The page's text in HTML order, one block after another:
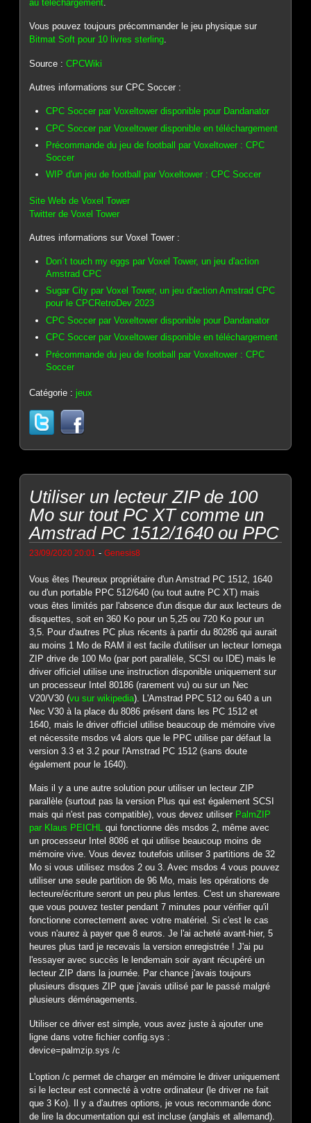
au téléchargement
Vous pouvez toujours précommander le jeu physique sur
Bitmat Soft pour 10 livres sterling.
Source :CPCWiki
Autres informations sur CPC Soccer :
CPC Soccer par Voxeltower disponible pour Dandanator
CPC Soccer par Voxeltower disponible en téléchargement
Précommande du jeu de football par Voxeltower : CPC
Soccer
WIP d'un jeu de football par Voxeltower : CPC Soccer
Site Web de Voxel Tower
Twitter de Voxel Tower
Autres informations sur Voxel Tower :
Don´t touch my eggs par Voxel Tower, un jeu d'action
Amstrad CPC
Sugar City par Voxel Tower, un jeu d'action Amstrad CPC
pour le CPCRetroDev 2023
CPC Soccer par Voxeltower disponible pour Dandanator
CPC Soccer par Voxeltower disponible en téléchargement
Précommande du jeu de football par Voxeltower : CPC
Soccer
Catégorie :jeux
Utiliser un lecteur ZIP de 100
Mo sur tout PC XT comme un
Amstrad PC 1512/1640 ou PPC
23/09/2020 20:01 -Genesis8
Vous êtes l'heureux propriétaire d'un Amstrad PC 1512, 1640
ou d'un portable PPC 512/640 (ou tout autre PC XT) mais
vous êtes limités par l'absence d'un disque dur aux lecteurs de
disquettes, soit en 360 Ko pour un 5,25 ou 720 Ko pour un
3,5. Pour d'autres PC plus récents à partir du 80286 qui aurait
au moins 1 Mo de RAM il est facile d'utiliser un lecteur Iomega
ZIP drive de 100 Mo (par port parallèle, SCSI ou IDE) mais le
driver officiel utilise une instruction disponible uniquement sur
un processeur Intel 80186 (rarement vu) ou sur un Nec
V20/V30 (vu sur wikipedia). L'Amstrad PPC 512 ou 640 a un
Nec V30 à la place du 8086 présent dans les PC 1512 et
1640, mais le driver officiel utilise beaucoup de mémoire vive
et nécessite msdos v4 alors que le PPC utilise par défaut la
version 3.3 et 3.2 pour l'Amstrad PC 1512 (sans doute
également pour le 1640).
Mais il y a une autre solution pour utiliser un lecteur ZIP
parallèle (surtout pas la version Plus qui est également SCSI
mais qui n'est pas compatible), vous devez utiliser PalmZIP
par Klaus PEICHL qui fonctionne dès msdos 2, même avec
un processeur Intel 8086 et qui utilise beaucoup moins de
mémoire vive. Vous devez toutefois utiliser 3 partitions de 32
Mo si vous utilisez msdos 2 ou 3. Avec msdos 4 vous pouvez
utiliser une seule partition de 96 Mo, mais les opérations de
lecteure/écriture seront un peu plus lentes. C'est un shareware
que vous pouvez tester pendant 7 minutes pour vérifier qu'il
fonctionne correctement avec votre matériel. Si c'est le cas
vous n'aurez à payer que 8 euros. Je l'ai acheté avant-hier, 5
heures plus tard je recevais la version enregistrée ! J'ai pu
l'essayer avec succès le lendemain soir ayant récupéré un
lecteur ZIP dans la journée. Par chance j'avais toujours
plusieurs disques ZIP que j'avais utilisé par le passé malgré
plusieurs déménagements.
Utiliser ce driver est simple, vous avez juste à ajouter une
ligne dans votre fichier config.sys :
device=palmzip.sys /c
L'option /c permet de charger en mémoire le driver uniquement
si le lecteur est connecté à votre ordinateur (le driver ne fait
que 3 Ko). Il y a d'autres options, je vous recommande donc
de lire la documentation qui est incluse (anglais et allemand).